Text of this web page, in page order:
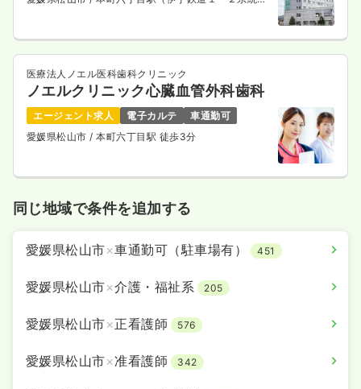
医療法人ノエル医科歯科クリニック
ノエルクリニック心臓血管外科歯科
エージェント求人 電子カルテ
車通勤可
愛媛県松山市 / 本町六丁目駅 徒歩3分
同じ地域で条件を追加する
愛媛県松山市×車通勤可（駐車場有） 451
愛媛県松山市×介護・福祉系 205
愛媛県松山市×正看護師 576
愛媛県松山市×准看護師 342